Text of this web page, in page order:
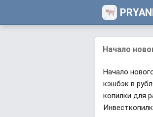
Начало
Начало
кэшбэк в
копилки для